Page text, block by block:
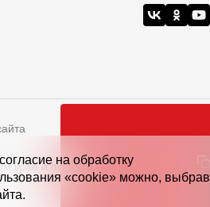
крае и по всей РФ
Расчет
на обработку
«cookie» можно, выбрав